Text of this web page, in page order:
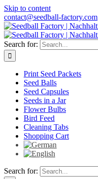
Skip to content
contact@seedball-factory.com
Search for:
Print Seed Packets
Seed Balls
Seed Capsules
Seeds in a Jar
Flower Bulbs
Bird Feed
Cleaning Tabs
Shopping Cart
Search for: